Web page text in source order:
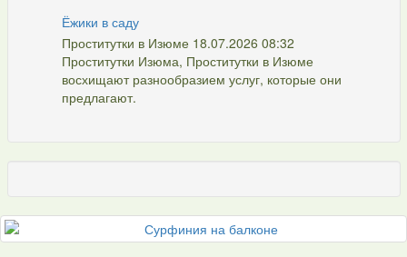
Ёжики в саду
Проститутки в Изюме 18.07.2026 08:32
Проститутки Изюма, Проститутки в Изюме
восхищают разнообразием услуг, которые они
предлагают.